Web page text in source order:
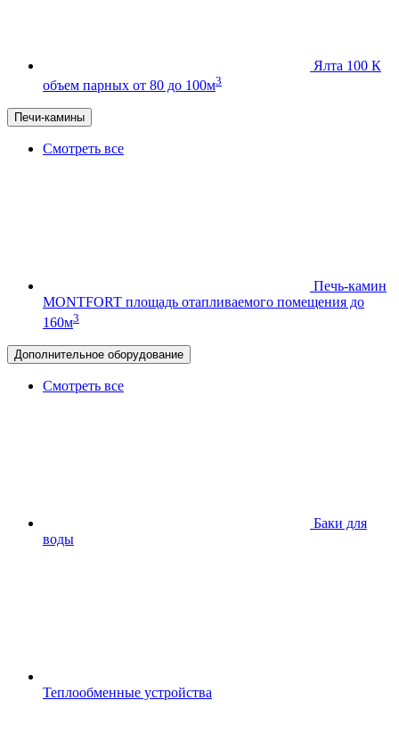
Ялта 100 К
объем парных от 80 до 100м3
Печи-камины
Смотреть все
Печь-камин
MONTFORT площадь отапливаемого помещения до
160м3
Дополнительное оборудование
Смотреть все
Баки для
воды
Теплообменные устройства